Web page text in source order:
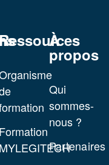
Formation
MYLEGITECH
À
propos
Qui
sommes-
nous ?
Partenaires